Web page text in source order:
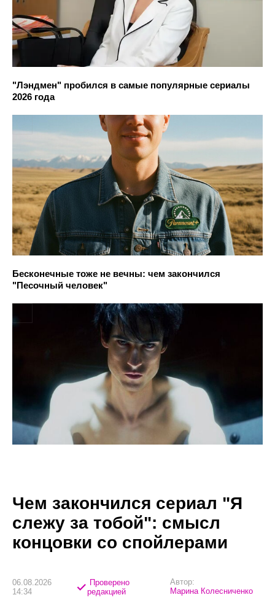
"Лэндмен" пробился в самые популярные сериалы
2026 года
Бесконечные тоже не вечны: чем закончился
"Песочный человек"
Чем закончился сериал "Я
слежу за тобой": смысл
концовки со спойлерами
06.08.2026
14:34
Проверено
редакцией
Автор:
Марина Колесниченко